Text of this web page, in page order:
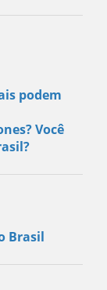
podem
Você
Brasil